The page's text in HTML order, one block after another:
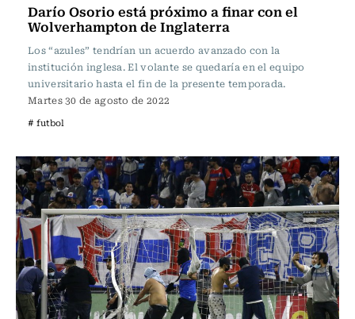
Darío Osorio está próximo a finar con el
Wolverhampton de Inglaterra
Los “azules” tendrían un acuerdo avanzado con la
institución inglesa. El volante se quedaría en el equipo
universitario hasta el fin de la presente temporada.
Martes 30 de agosto de 2022
# futbol